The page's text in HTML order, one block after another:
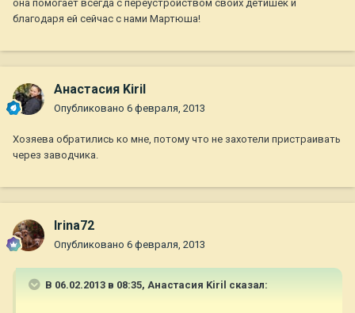
она помогает всегда с переустройством своих детишек и
благодаря ей сейчас с нами Мартюша!
Анастасия Kiril
Опубликовано 6 февраля, 2013
Хозяева обратились ко мне, потому что не захотели пристраивать
через заводчика.
Irina72
Опубликовано 6 февраля, 2013
В 06.02.2013 в 08:35, Анастасия Kiril сказал: